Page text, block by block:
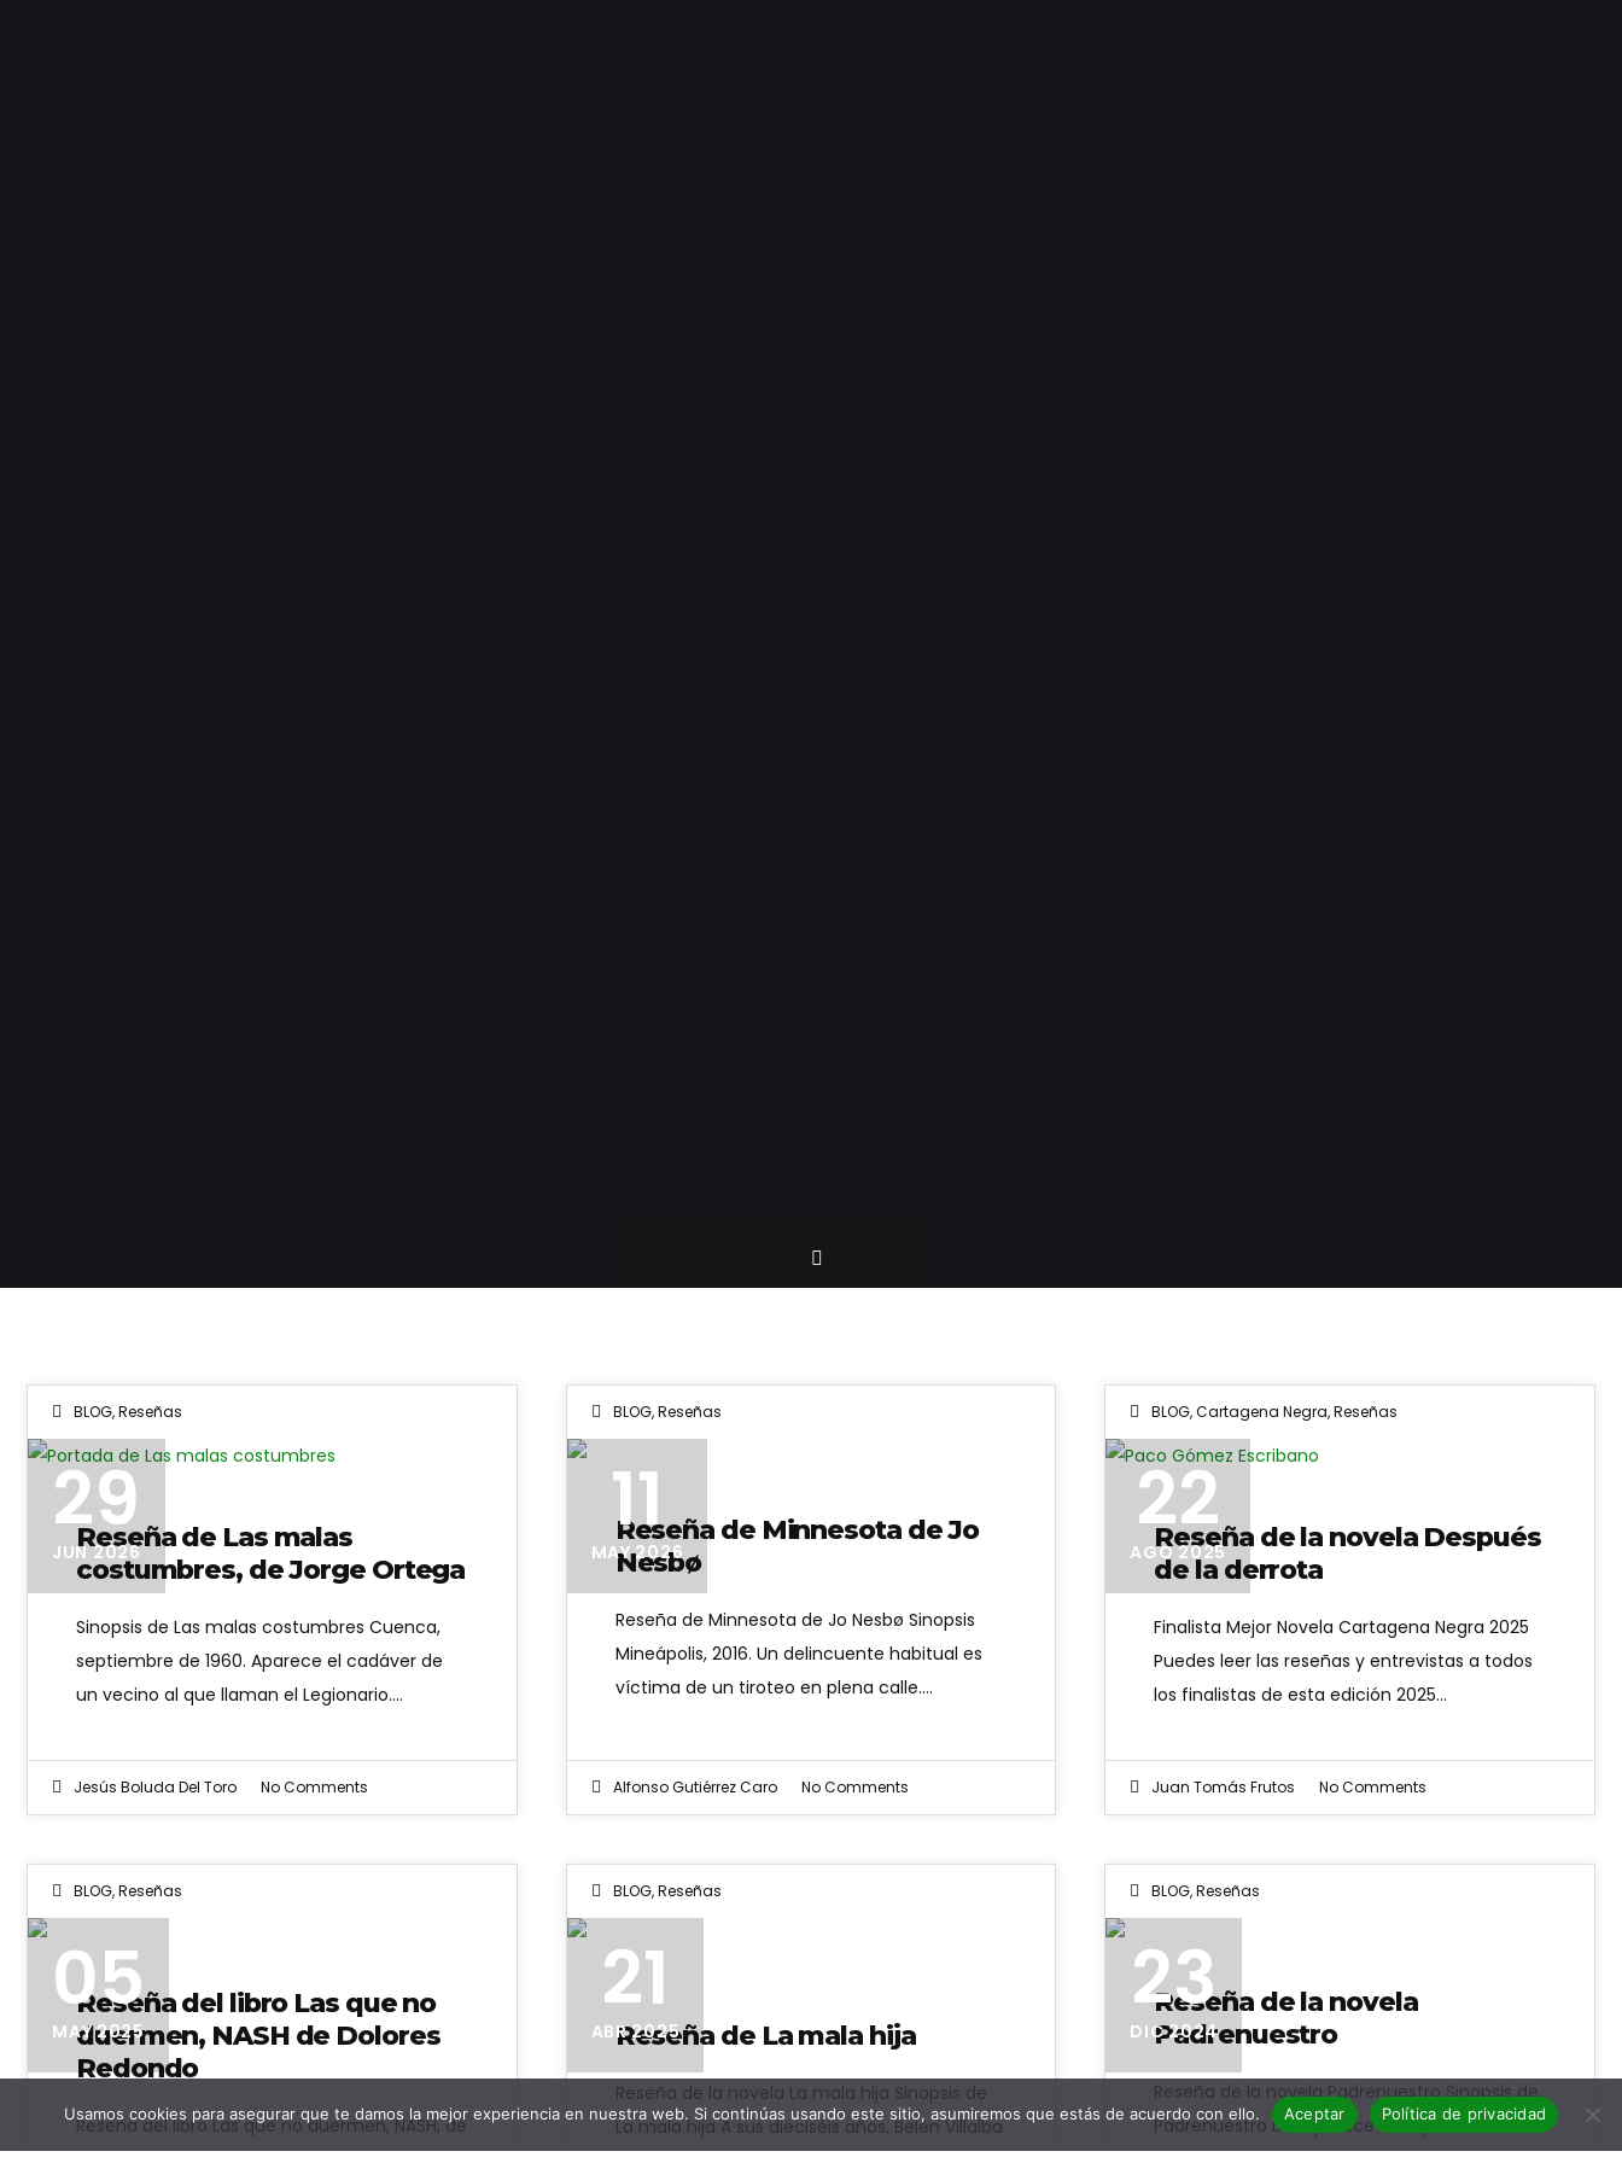
BLOG,Reseñas
29
JUN 2026
Reseña de Las malas
costumbres, de Jorge Ortega
Sinopsis de Las malas costumbres Cuenca,
septiembre de 1960. Aparece el cadáver de
un vecino al que llaman el Legionario.…
Jesús Boluda Del Toro No Comments
BLOG,Reseñas
11
MAY 2026
Reseña de Minnesota de Jo
Nesbø
Reseña de Minnesota de Jo Nesbø Sinopsis
Mineápolis, 2016. Un delincuente habitual es
víctima de un tiroteo en plena calle.…
Alfonso Gutiérrez Caro No Comments
BLOG,Cartagena Negra,Reseñas
22
AGO 2025
Reseña de la novela Después
de la derrota
Finalista Mejor Novela Cartagena Negra 2025
Puedes leer las reseñas y entrevistas a todos
los finalistas de esta edición 2025…
Juan Tomás Frutos No Comments
BLOG,Reseñas
05
MAY 2025
Reseña del libro Las que no
duermen, NASH de Dolores
Redondo
Reseña del libro Las que no duermen, NASH, de
BLOG,Reseñas
21
ABR 2025
Reseña de La mala hija
Reseña de la novela La mala hija Sinopsis de
La mala hija A sus dieciséis años, Belén Villalba
BLOG,Reseñas
23
DIC 2024
Reseña de la novela
Padrenuestro
Reseña de la novela Padrenuestro Sinopsis de
Padrenuestro Desaparece el inspector
Usamos cookies para asegurar que te damos la mejor experiencia en nuestra web. Si continúas usando este sitio, asumiremos que estás de acuerdo con ello. Aceptar Política de privacidad